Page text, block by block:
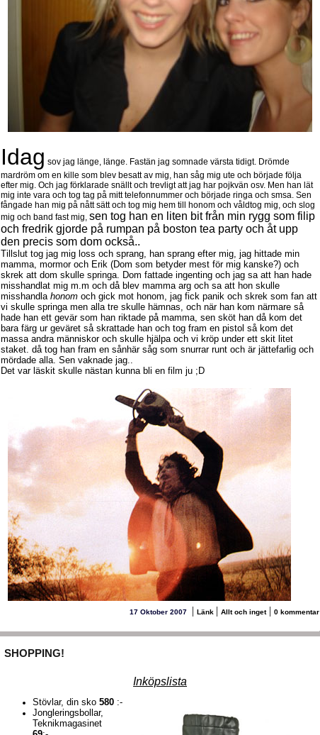
Idag sov jag länge, länge. Fastän jag somnade värsta tidigt. Drömde
mardröm om en kille som blev besatt av mig, han såg mig ute och började följa
efter mig. Och jag förklarade snällt och trevligt att jag har pojkvän osv. Men han lät
mig inte vara och tog tag på mitt telefonnummer och började ringa och smsa. Sen
fångade han mig på nått sätt och tog mig hem till honom och våldtog mig, och slog
mig och band fast mig, sen tog han en liten bit från min rygg som filip
och fredrik gjorde på rumpan på boston tea party och åt upp
den precis som dom också..
Tillslut tog jag mig loss och sprang, han sprang efter mig, jag hittade min
mamma, mormor och Erik (Dom som betyder mest för mig kanske?) och
skrek att dom skulle springa. Dom fattade ingenting och jag sa att han hade
misshandlat mig m.m och då blev mamma arg och sa att hon skulle
misshandla honom och gick mot honom, jag fick panik och skrek som fan att
vi skulle springa men alla tre skulle hämnas, och när han kom närmare så
hade han ett gevär som han riktade på mamma, sen sköt han då kom det
bara färg ur geväret så skrattade han och tog fram en pistol så kom det
massa andra människor och skulle hjälpa och vi kröp under ett skit litet
staket. då tog han fram en sånhär såg som snurrar runt och är jättefarlig och
mördade alla. Sen vaknade jag..
Det var läskit skulle nästan kunna bli en film ju ;D
17 Oktober 2007 | Länk | Allt och inget| 0 kommentar
SHOPPING!
Inköpslista
Stövlar, din sko 580 :-
Jongleringsbollar,
Teknikmagasinet